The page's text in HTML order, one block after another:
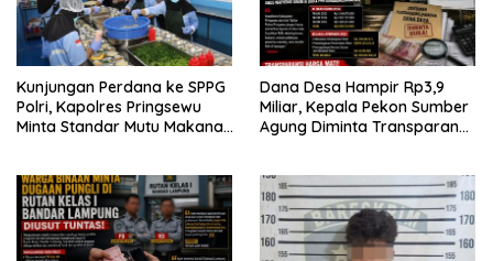
Kunjungan Perdana ke SPPG
Polri, Kapolres Pringsewu
Minta Standar Mutu Makanan
Dana Desa Hampir Rp3,9
Miliar, Kepala Pekon Sumber
Agung Diminta Transparan